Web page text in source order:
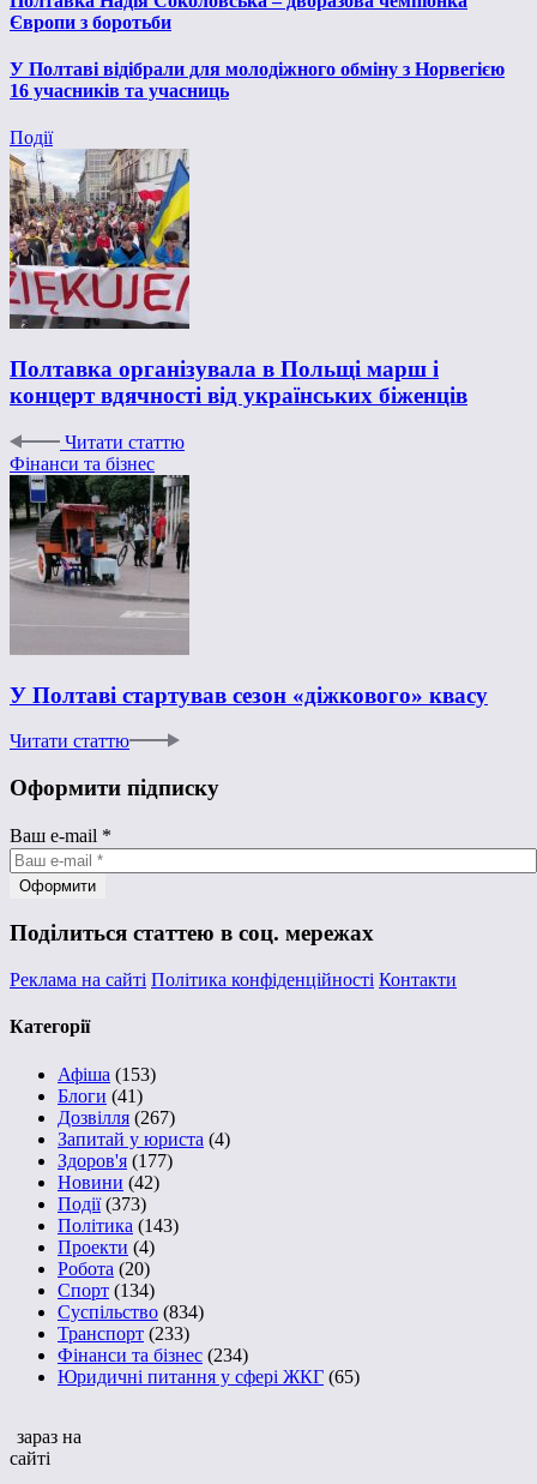
Європи з боротьби
У Полтаві відібрали для молодіжного обміну з Норвегією
16 учасників та учасниць
Події
Полтавка організувала в Польщі марш і
концерт вдячності від українських біженців
Читати статтю
Фінанси та бізнес
У Полтаві стартував сезон «діжкового» квасу
Читати статтю
Оформити підписку
Ваш e-mail *
Поділиться статтею в соц. мережах
Реклама на сайті Політика конфіденційності Контакти
Категорії
Афіша (153)
Блоги (41)
Дозвілля (267)
Запитай у юриста (4)
Здоров'я (177)
Новини (42)
Події(373)
Політика (143)
Проекти (4)
Робота (20)
Спорт (134)
Суспільство (834)
Транспорт (233)
Фінанси та бізнес (234)
Юридичні питання у сфері ЖКГ (65)
зараз на
сайті